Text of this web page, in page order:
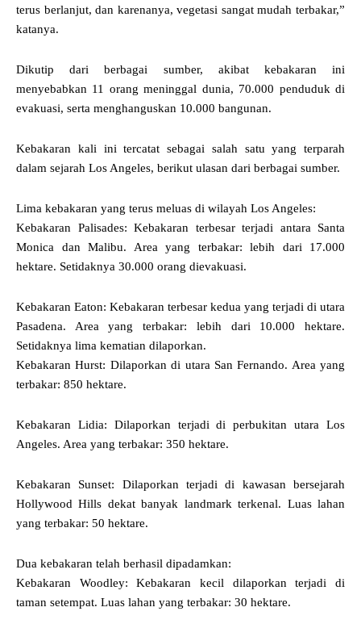
terus berlanjut, dan karenanya, vegetasi sangat mudah terbakar,”
katanya.
Dikutip dari berbagai sumber, akibat kebakaran ini
menyebabkan 11 orang meninggal dunia, 70.000 penduduk di
evakuasi, serta menghanguskan 10.000 bangunan.
Kebakaran kali ini tercatat sebagai salah satu yang terparah
dalam sejarah Los Angeles, berikut ulasan dari berbagai sumber.
Lima kebakaran yang terus meluas di wilayah Los Angeles:
Kebakaran Palisades: Kebakaran terbesar terjadi antara Santa
Monica dan Malibu. Area yang terbakar: lebih dari 17.000
hektare. Setidaknya 30.000 orang dievakuasi.
Kebakaran Eaton: Kebakaran terbesar kedua yang terjadi di utara
Pasadena. Area yang terbakar: lebih dari 10.000 hektare.
Setidaknya lima kematian dilaporkan.
Kebakaran Hurst: Dilaporkan di utara San Fernando. Area yang
terbakar: 850 hektare.
Kebakaran Lidia: Dilaporkan terjadi di perbukitan utara Los
Angeles. Area yang terbakar: 350 hektare.
Kebakaran Sunset: Dilaporkan terjadi di kawasan bersejarah
Hollywood Hills dekat banyak landmark terkenal. Luas lahan
yang terbakar: 50 hektare.
Dua kebakaran telah berhasil dipadamkan:
Kebakaran Woodley: Kebakaran kecil dilaporkan terjadi di
taman setempat. Luas lahan yang terbakar: 30 hektare.